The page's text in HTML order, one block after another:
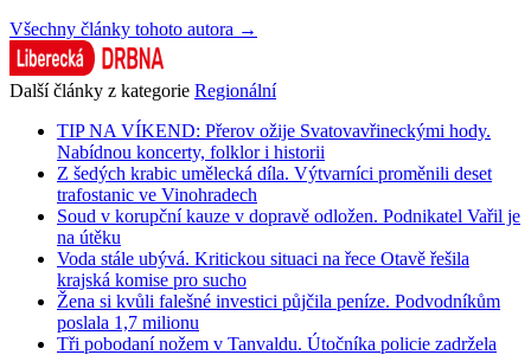
Všechny články tohoto autora →
Další články z kategorie Regionální
TIP NA VÍKEND: Přerov ožije Svatovavřineckými hody.
Nabídnou koncerty, folklor i historii
Z šedých krabic umělecká díla. Výtvarníci proměnili deset
trafostanic ve Vinohradech
Soud v korupční kauze v dopravě odložen. Podnikatel Vařil je
na útěku
Voda stále ubývá. Kritickou situaci na řece Otavě řešila
krajská komise pro sucho
Žena si kvůli falešné investici půjčila peníze. Podvodníkům
poslala 1,7 milionu
Tři pobodaní nožem v Tanvaldu. Útočníka policie zadržela